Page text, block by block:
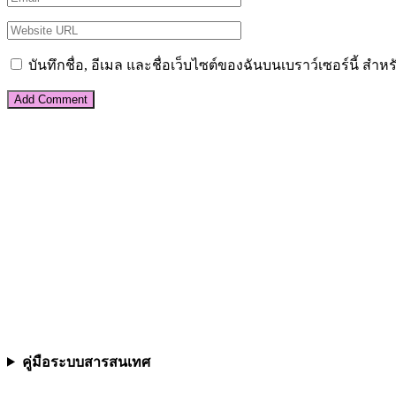
วันที่ 4 เมษายน ...
ข่าวกิจกรรม
เมษายน 6, 2025
วันที่ 2 เมษายน ...